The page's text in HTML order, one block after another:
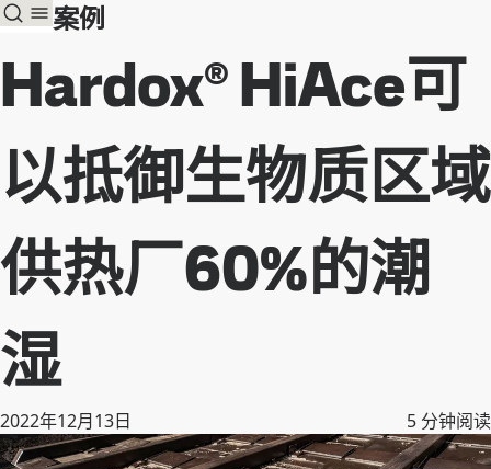
客户案例
Hardox® HiAce可
以抵御生物质区域
供热厂60%的潮
湿
2022年12月13日 5 分钟阅读